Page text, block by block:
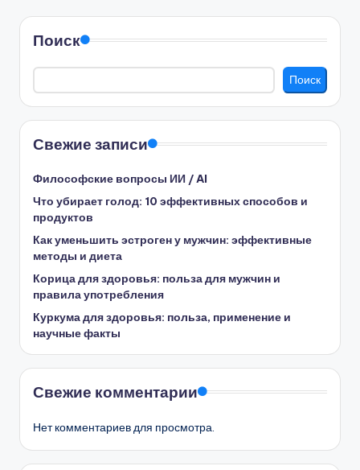
Поиск
Поиск
Свежие записи
Философские вопросы ИИ / AI
Что убирает голод: 10 эффективных способов и
продуктов
Как уменьшить эстроген у мужчин: эффективные
методы и диета
Корица для здоровья: польза для мужчин и
правила употребления
Куркума для здоровья: польза, применение и
научные факты
Свежие комментарии
Нет комментариев для просмотра.